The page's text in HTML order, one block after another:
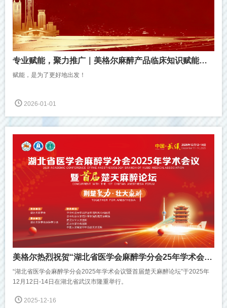
专业赋能，聚力推广｜美格尔麻醉产品临床知识赋能营圆满收官
赋能，是为了更好地出发！
2026-01-01
美格尔热烈祝贺“湖北省医学会麻醉学分会25年学术会议暨首届楚天麻醉论坛”圆满成功！
“湖北省医学会麻醉学分会2025年学术会议暨首届楚天麻醉论坛”于2025年
12月12日-14日在湖北省武汉市隆重举行。
2025-12-16